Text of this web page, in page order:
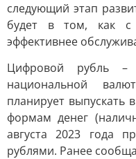
следующий этап
будет в том, как с
эффективнее
Цифровой рубль –
национальной
планирует выпускать
формам денег
августа 2023 года
рублями. Ранее